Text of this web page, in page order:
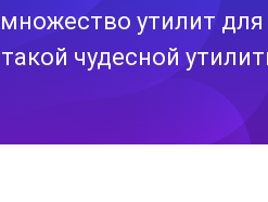
утилит
чудесной